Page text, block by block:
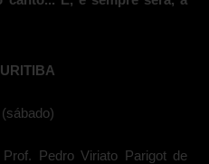
Pedro Viriato Parigot de